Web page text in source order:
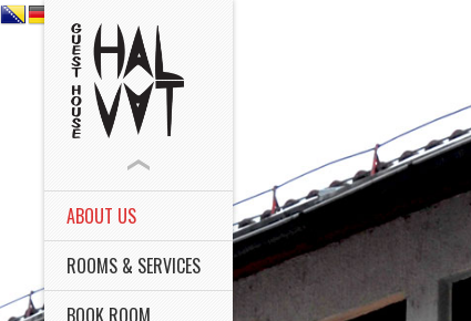
ABOUT US
ROOMS & SERVICES
BOOK ROOM